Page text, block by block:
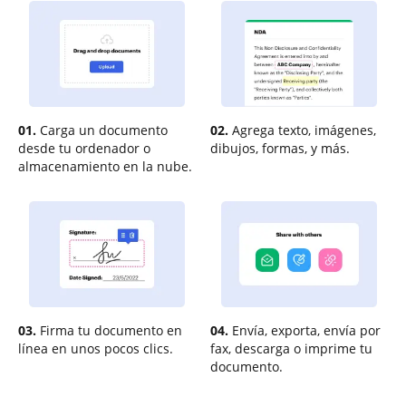
01. Carga un documento
desde tu ordenador o
almacenamiento en la nube.
02. Agrega texto, imágenes,
dibujos, formas, y más.
03. Firma tu documento en
línea en unos pocos clics.
04. Envía, exporta, envía por
fax, descarga o imprime tu
documento.